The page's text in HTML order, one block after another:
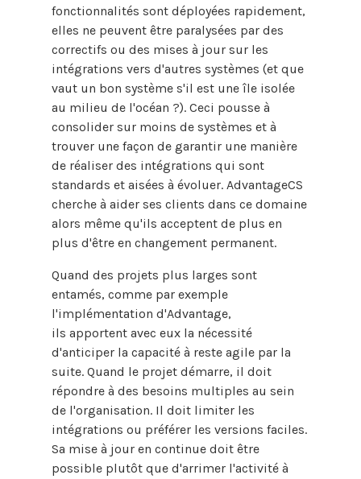
fonctionnalités sont déployées rapidement,
elles ne peuvent être paralysées par des
correctifs ou des mises à jour sur les
intégrations vers d'autres systèmes (et que
vaut un bon système s'il est une île isolée
au milieu de l'océan ?). Ceci pousse à
consolider sur moins de systèmes et à
trouver une façon de garantir une manière
de réaliser des intégrations qui sont
standards et aisées à évoluer. AdvantageCS
cherche à aider ses clients dans ce domaine
alors même qu'ils acceptent de plus en
plus d'être en changement permanent.
Quand des projets plus larges sont
entamés, comme par exemple
l'implémentation d'Advantage,
ils apportent avec eux la nécessité
d'anticiper la capacité à reste agile par la
suite. Quand le projet démarre, il doit
répondre à des besoins multiples au sein
de l'organisation. Il doit limiter les
intégrations ou préférer les versions faciles.
Sa mise à jour en continue doit être
possible plutôt que d'arrimer l'activité à